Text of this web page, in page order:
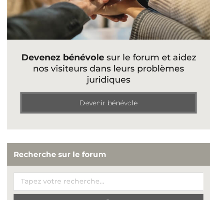
Devenez bénévolesur le forum et aidez
nos visiteurs dans leurs problèmes
juridiques
Devenir bénévole
Recherche sur le forum